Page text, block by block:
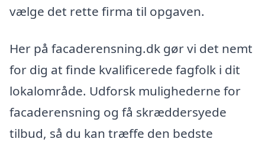
vælge det rette firma til opgaven.
Her på facaderensning.dk gør vi det nemt
for dig at finde kvalificerede fagfolk i dit
lokalområde. Udforsk mulighederne for
facaderensning og få skræddersyede
tilbud, så du kan træffe den bedste